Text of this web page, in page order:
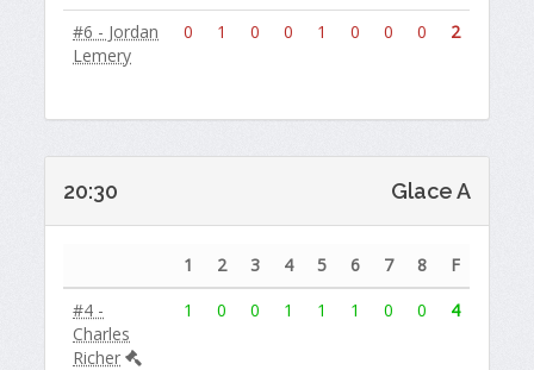
#6 - Jordan
Lemery
0 1 0 0 1 0 0 0 2
20:30 Glace A
1 2 3 4 5 6 7 8
F
#4 -
Charles
Richer
1 0 0 1 1 1 0 0 4